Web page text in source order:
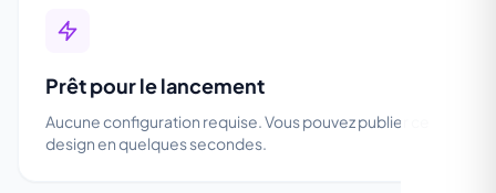
Prêt pour le lancement
Aucune configuration requise. Vous pouvez publier ce
design en quelques secondes.